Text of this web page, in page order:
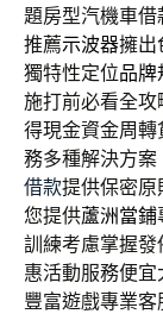
題房型汽機車
推薦示波器擁出
獨特性定位品牌
施打前必看全攻
得現金資金周
務多種解決方
借款提供保密原
您提供蘆洲當鋪
訓練考慮掌握發
惠活動服務便
豐富遊戲專業